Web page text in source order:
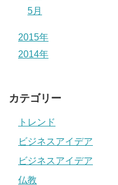
5月
2015年
2014年
カテゴリー
トレンド
ビジネスアイデア
ビジネスアイデア
仏教